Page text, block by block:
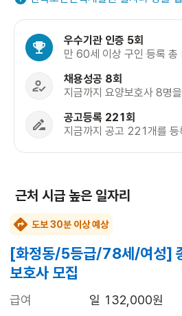
우수기관 인증 5회
만 60세 이상 구인 등록 총
채용성공 8회
지금까지 요양보호사 8명
공고등록 221회
지금까지 공고 221개를 등
근처 시급 높은 일자리
도보 30분 이상 예상
[화정동/5등급/78세/여성]
보호사 모집
급여
일 132,000원